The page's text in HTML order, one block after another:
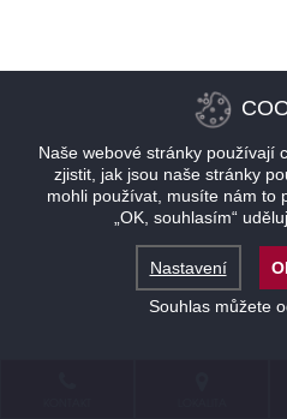
Naše webové stránky používají
zjistit, jak jsou naše stránky
mohli používat, musíte nám to
„OK, souhlasím“
Nastavení
Souhlas můžete